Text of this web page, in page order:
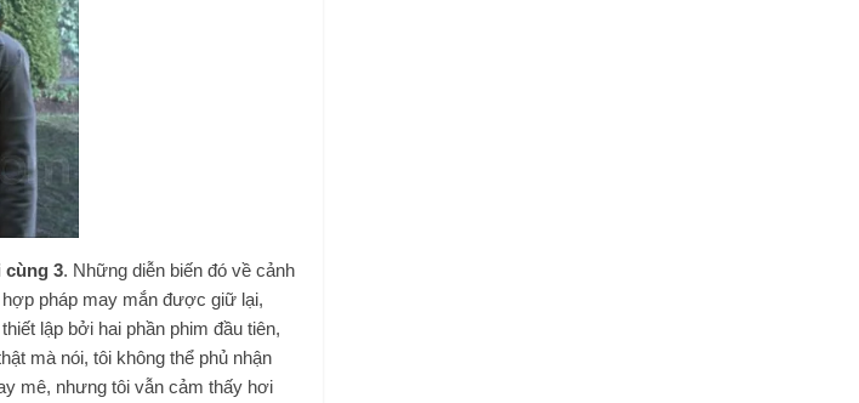
cùng 3. Những diễn biến đó về cảnh
pháp may mắn được giữ lại,
lập bởi hai phần phim đầu tiên,
mà nói, tôi không thể phủ nhận
mê, nhưng tôi vẫn cảm thấy hơi